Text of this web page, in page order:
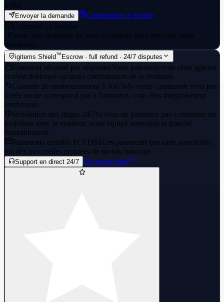
0500
Envoyer la demande
Commencer à vendre
Comment ça marche
· Il vous sera demandé de vous connecter pour envoyer votre
demande.
igitems Shield™ Escrow · full refund · 24/7 disputes
Paiement sécurisé par séquestreVotre paiement reste chez igitems
et n'est débloqué qu'après confirmation de la livraison.
Garantie de remboursement à 100 %Si votre commande n'est pas
livrée ou ne correspond pas à l'annonce, vous êtes intégralement
remboursé.
Résolution des litiges 24/7Si vous ne parvenez pas à résoudre un
problème avec le vendeur, notre équipe intervient et tranche
équitablement.
Paiements certifiés PCI DSSLes paiements par carte sont traités
via des passerelles cryptées de niveau bancaire.
Support en direct 24/7 En savoir plus